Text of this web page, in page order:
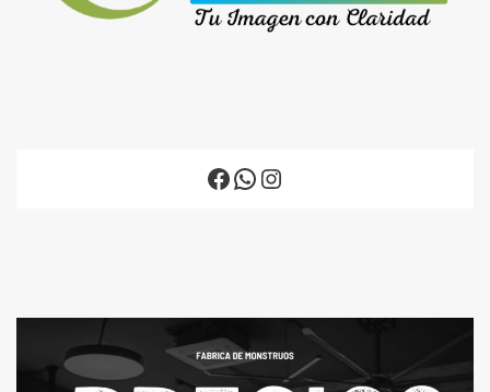
Facebook
WhatsApp
Instagram